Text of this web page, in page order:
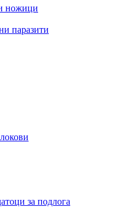
ножици
паразити
за подлога